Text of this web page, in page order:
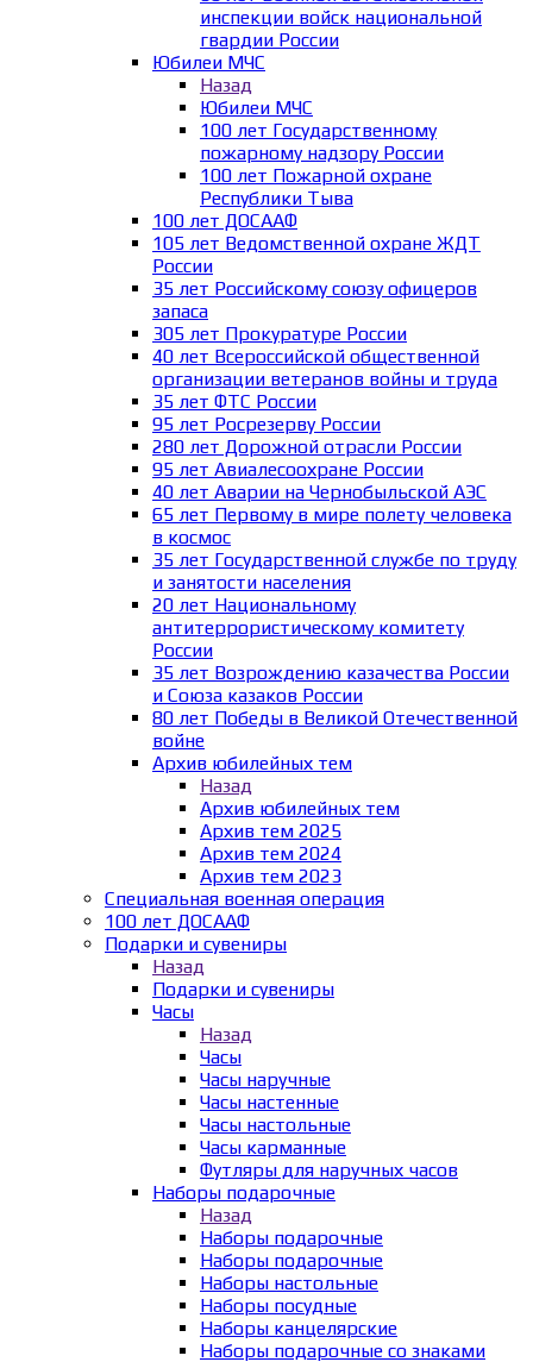
инспекции войск национальной
гвардии России
Юбилеи МЧС
Назад
Юбилеи МЧС
100 лет Государственному
пожарному надзору России
100 лет Пожарной охране
Республики Тыва
100 лет ДОСААФ
105 лет Ведомственной охране ЖДТ
России
35 лет Российскому союзу офицеров
запаса
305 лет Прокуратуре России
40 лет Всероссийской общественной
организации ветеранов войны и труда
35 лет ФТС России
95 лет Росрезерву России
280 лет Дорожной отрасли России
95 лет Авиалесоохране России
40 лет Аварии на Чернобыльской АЭС
65 лет Первому в мире полету человека
в космос
35 лет Государственной службе по труду
и занятости населения
20 лет Национальному
антитеррористическому комитету
России
35 лет Возрождению казачества России
и Союза казаков России
80 лет Победы в Великой Отечественной
войне
Архив юбилейных тем
Назад
Архив юбилейных тем
Архив тем 2025
Архив тем 2024
Архив тем 2023
Специальная военная операция
100 лет ДОСААФ
Подарки и сувениры
Назад
Подарки и сувениры
Часы
Назад
Часы
Часы наручные
Часы настенные
Часы настольные
Часы карманные
Футляры для наручных часов
Наборы подарочные
Назад
Наборы подарочные
Наборы подарочные
Наборы настольные
Наборы посудные
Наборы канцелярские
Наборы подарочные со знаками